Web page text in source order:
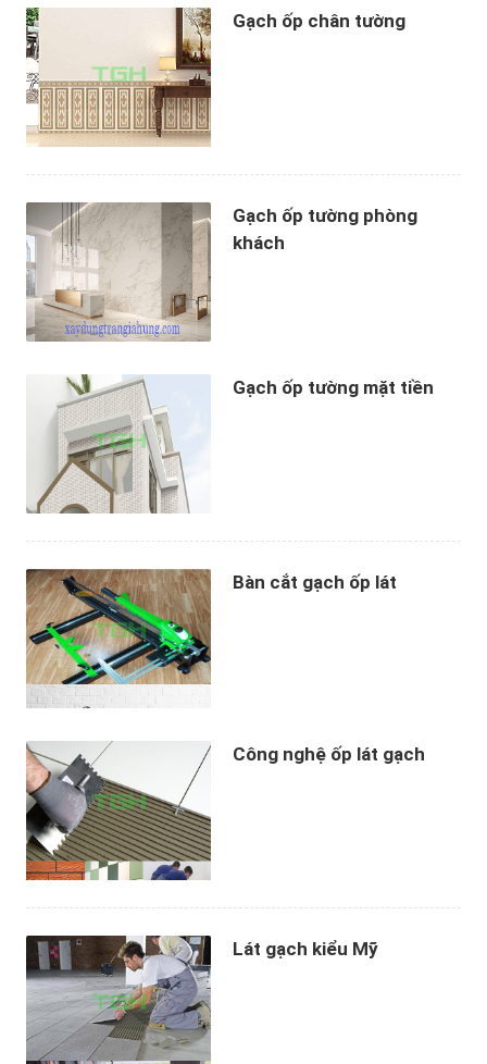
Gạch ốp chân tường
Gạch ốp tường phòng
khách
Gạch ốp tường mặt tiền
Bàn cắt gạch ốp lát
Công nghệ ốp lát gạch
Lát gạch kiểu Mỹ